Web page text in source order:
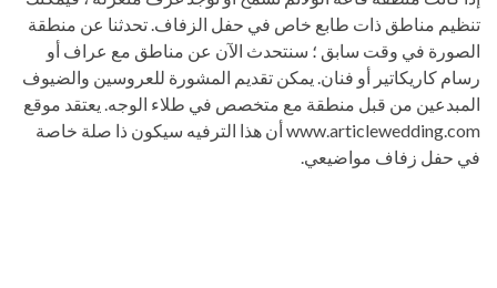
تنظيم مناطق ذات طابع خاص في حفل الزفاف. تحدثنا عن منطقة
الصورة في وقت سابق ؛ سنتحدث الآن عن مناطق مع عراف أو
رسام كاريكاتير أو فنان. يمكن تقديم المشورة للعروسين والضيوف
المبدعين من قبل منطقة مع متخصص في طلاء الوجه. يعتقد موقع
www.articlewedding.com أن هذا الترفيه سيكون ذا صلة خاصة
في حفل زفاف مواضيعي.